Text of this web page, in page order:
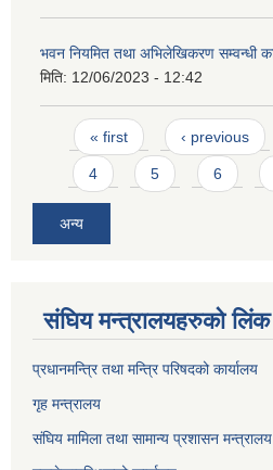
भवन नियमित तथा अभिलेखिकरण सम्वन्धी
मिति: 12/06/2023 - 12:42
Pages
« first ‹ previous
4 5 6
अन्य
संघिय मन्त्र‍ालयहरुको लिंक
प्रधानमन्त्रि तथा मन्त्रि परिषदको कार्यालय
गृह मन्त्रालय
संघिय मामिला तथा सामान्य प्रशासन मन्त्रालय